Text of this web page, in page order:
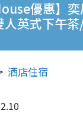
優惠】
人英式下午
酒店住宿